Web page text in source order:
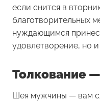
если снится в
благотворительных
нуждающимся
удовлетворение, но
Толкование
Шея мужчины — вам